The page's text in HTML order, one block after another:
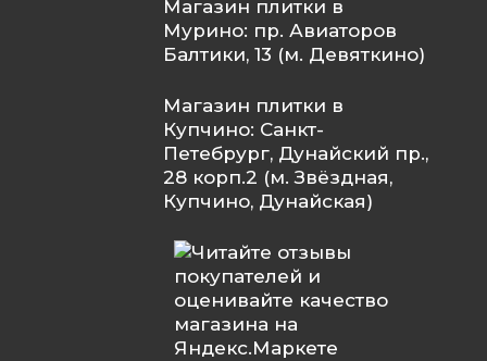
Магазин плитки в
Мурино: пр. Авиаторов
Балтики, 13 (м. Девяткино)
Магазин плитки в
Купчино: Санкт-
Петебрург, Дунайский пр.,
28 корп.2 (м. Звёздная,
Купчино, Дунайская)